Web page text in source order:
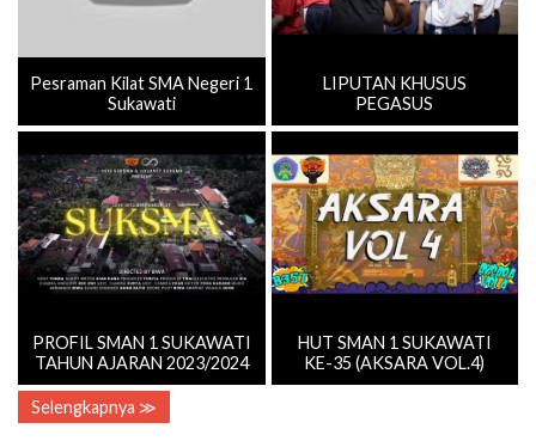
Pesraman Kilat SMA Negeri 1
Sukawati
LIPUTAN KHUSUS
PEGASUS
PROFIL SMAN 1 SUKAWATI
TAHUN AJARAN 2023/2024
HUT SMAN 1 SUKAWATI
KE-35 (AKSARA VOL.4)
Selengkapnya ≫